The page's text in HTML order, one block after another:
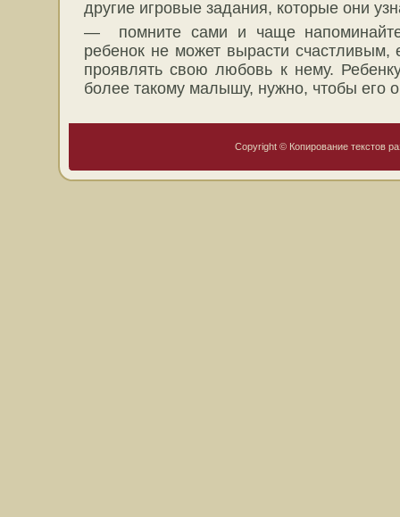
другие игровые задания, которые они
— помните сами и чаще
ребенок не может вырасти
проявлять свою любовь к нему.
более такому малышу, нужно, чтобы его
Copyright © Копирование текстов